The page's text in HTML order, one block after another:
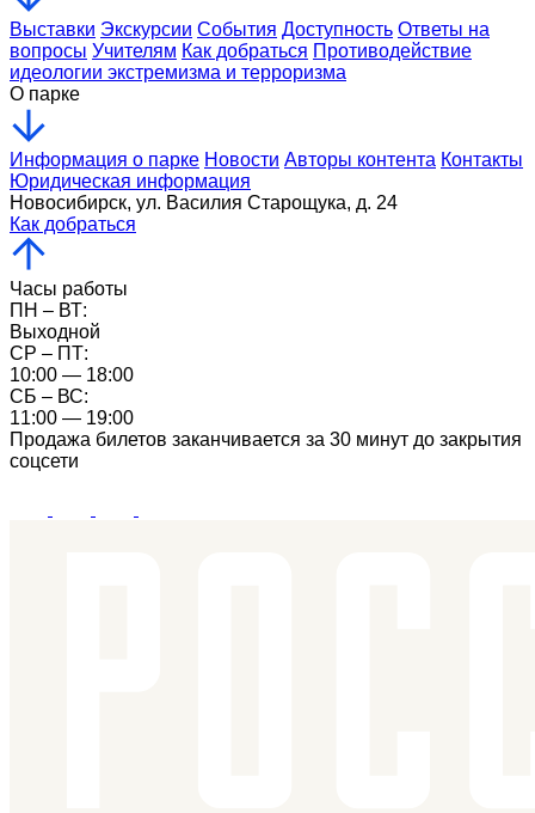
Выставки Экскурсии События Доступность Ответы на
вопросы Учителям Как добраться Противодействие
идеологии экстремизма и терроризма
О парке
Информация о парке Новости Авторы контента Контакты
Юридическая информация
Новосибирск, ул. Василия Старощука, д. 24
Как добраться
Часы работы
ПН – ВТ:
Выходной
CР – ПТ:
10:00 — 18:00
СБ – ВС:
11:00 — 19:00
Продажа билетов заканчивается за 30 минут до закрытия
соцсети